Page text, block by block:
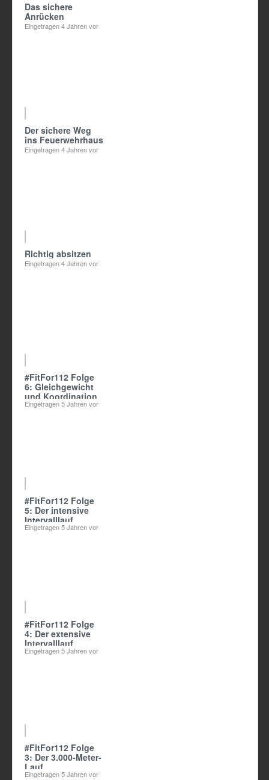
Das sichere
Anrücken
Eingetragen4 Jahren vor
Der sichere Weg
ins Feuerwehrhaus
Eingetragen4 Jahren vor
Richtig absitzen
Eingetragen4 Jahren vor
#FitFor112 Folge
6: Gleichgewicht
und Koordination
Eingetragen5 Jahren vor
#FitFor112 Folge
5: Der intensive
Intervalllauf
Eingetragen5 Jahren vor
#FitFor112 Folge
4: Der extensive
Intervalllauf
Eingetragen5 Jahren vor
#FitFor112 Folge
3: Der 3.000-Meter-
Lauf
Eingetragen5 Jahren vor